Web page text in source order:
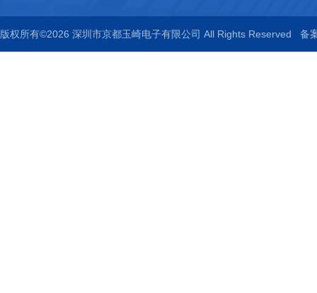
版权所有©2026 深圳市京都玉崎电子有限公司 All Rights Reserved 备